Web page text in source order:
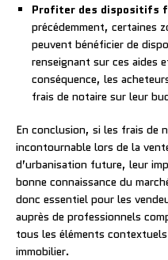
Profiter des dispositifs
précédemment, certaines
peuvent bénéficier de
renseignant sur ces aides
conséquence, les
frais de notaire sur leur
En conclusion, si les frais de
incontournable lors de la
d’urbanisation future, leur
bonne connaissance du
donc essentiel pour les
auprès de professionnels
tous les éléments
immobilier.